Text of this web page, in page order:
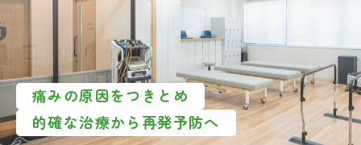
痛みの原因をつきとめ
的確な治療から再発予防へ